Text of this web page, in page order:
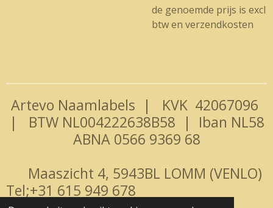
de genoemde prijs is excl
btw en verzendkosten
Artevo Naamlabels | KVK 42067096
| BTW NL004222638B58 | Iban NL58
ABNA 0566 9369 68
Maaszicht 4, 5943BL LOMM (VENLO)
Tel;+31 615 949 678